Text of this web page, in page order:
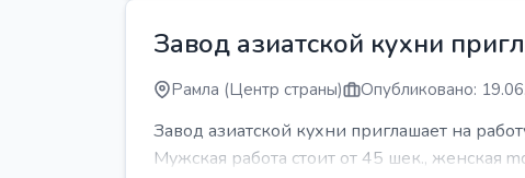
Завод азиатской кухни
Рамла (Центр страны) Опубликовано:
Завод азиатской кухни приглашает на
Мужская работа стоит от 45 шек., женская